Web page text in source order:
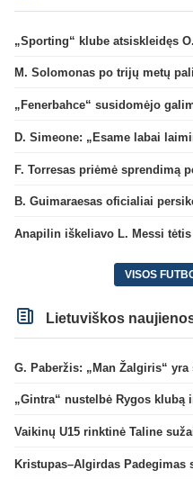
„Fenerbahce“ susidomėjo
D. Simeone: „Esame labai
F. Torresas priėmė sprendimą
B. Guimaraesas oficialiai
Anapilin iškeliavo L. Messi
VISOS
Lietuviškos
G. Paberžis: „Man Žalgiris“ yra